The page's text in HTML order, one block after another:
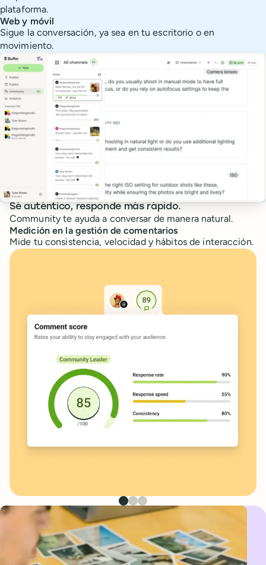
plataforma.
Web y móvil
Sigue la conversación, ya sea en tu escritorio o en
movimiento.
Primera imagen
Segunda imagen
Tercera imagen
Sé auténtico, responde más rápido.
Community te ayuda a conversar de manera natural.
Medición en la gestión de comentarios
Mide tu consistencia, velocidad y hábitos de interacción.